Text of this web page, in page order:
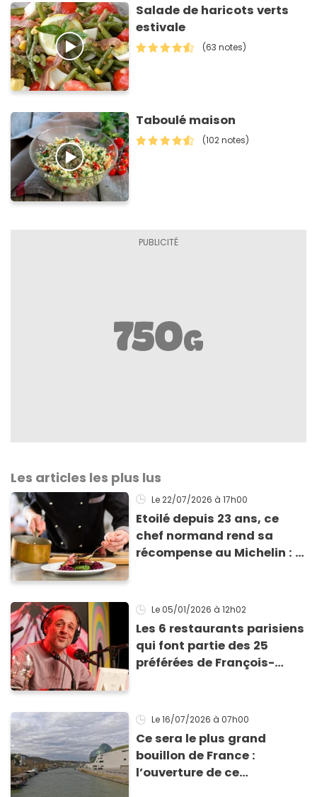
Salade de haricots verts
estivale
(63 notes)
Taboulé maison
(102 notes)
Les articles les plus lus
Le 22/07/2026 à 17h00
Etoilé depuis 23 ans, ce
chef normand rend sa
récompense au Michelin : il
Le 05/01/2026 à 12h02
Les 6 restaurants parisiens
qui font partie des 25
préférées de François-
Le 16/07/2026 à 07h00
Ce sera le plus grand
bouillon de France :
l’ouverture de ce